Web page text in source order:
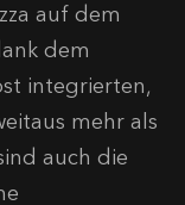
auf dem
dem
integrierten,
mehr als
auch die